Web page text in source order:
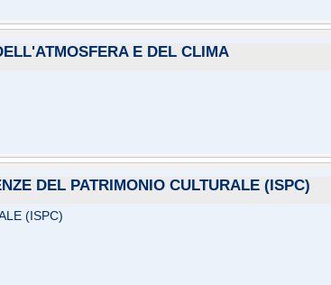
E DEL CLIMA
DEL PATRIMONIO CULTURALE (ISPC)
(ISPC)